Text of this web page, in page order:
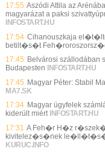
17:55 Aszódi Attila az
magyarázat a paksi
INFOSTART.HU
17:54 Cihanouszkaja
betilt�s�t
17:45 Belvárosi szállodában
Budapesten
INFOSTART.HU
17:45 Magyar Péter: Stabil
MA7.SK
17:34 Magyar ügyfelek
kiderült miért INFOSTART.HU
17:31 A Feh�r H�z
kivitelez�s�nek
KURUC.INFO